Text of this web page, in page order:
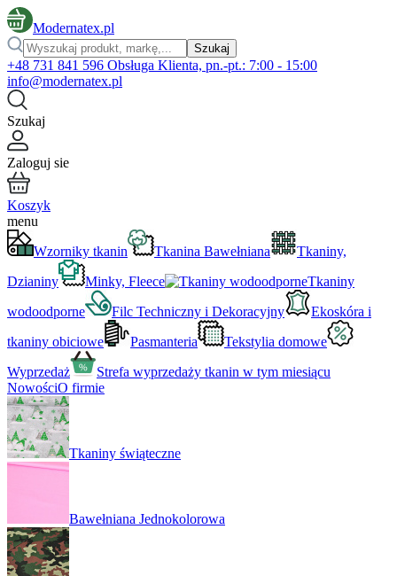
Modernatex.pl
Szukaj
+48 731 841 596 Obsługa Klienta, pn.-pt.: 7:00 - 15:00
info@modernatex.pl
Szukaj
Zaloguj sie
Koszyk
menu
Wzorniky tkanin
Tkanina Bawełniana
Tkaniny,
Dzianiny
Minky, Fleece
Tkaniny
wodoodporne
Filc Techniczny i Dekoracyjny
Ekoskóra i
tkaniny obiciowe
Pasmanteria
Tekstylia domowe
Wyprzedaż
Strefa wyprzedaży tkanin w tym miesiącu
NowościO firmie
Tkaniny świąteczne
Bawełniana Jednokolorowa